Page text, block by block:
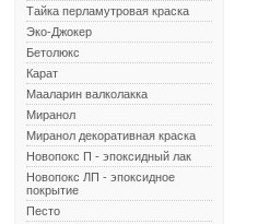
Тайка перламутровая краска
Эко-Джокер
Бетолюкс
Карат
Мааларин валколакка
Миранол
Миранол декоративная краска
Новопокс П - эпоксидный лак
Новопокс ЛП - эпоксидное
покрытие
Песто